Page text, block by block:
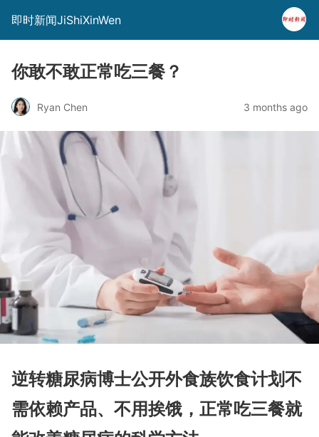
即时新闻JiShiXinWen
你敢不敢正常吃三餐？
Ryan Chen 3 months ago
逆转糖尿病博士公开外食族饮食计划不
需依赖产品、不用挨饿，正常吃三餐就